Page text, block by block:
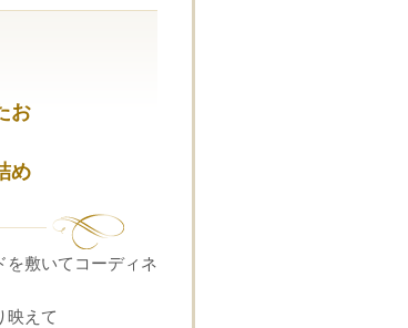
お
め
を敷いてコーディネ
映えて